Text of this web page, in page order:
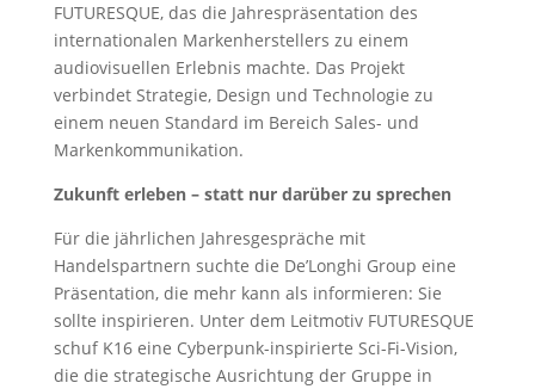
FUTURESQUE, das die Jahrespräsentation des
internationalen Markenherstellers zu einem
audiovisuellen Erlebnis machte. Das Projekt
verbindet Strategie, Design und Technologie zu
einem neuen Standard im Bereich Sales- und
Markenkommunikation.
Zukunft erleben – statt nur darüber zu sprechen
Für die jährlichen Jahresgespräche mit
Handelspartnern suchte die De’Longhi Group eine
Präsentation, die mehr kann als informieren: Sie
sollte inspirieren. Unter dem Leitmotiv FUTURESQUE
schuf K16 eine Cyberpunk-inspirierte Sci-Fi-Vision,
die die strategische Ausrichtung der Gruppe in